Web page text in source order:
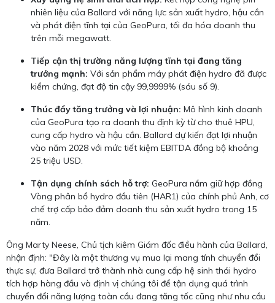
nhiên liệu của Ballard với năng lực sản xuất hydro, hậu cần
và phát điện tĩnh tại của GeoPura, tối đa hóa doanh thu
trên mỗi megawatt.
Tiếp cận thị trường năng lượng tĩnh tại đang tăng
trưởng mạnh: Với sản phẩm máy phát điện hydro đã được
kiểm chứng, đạt độ tin cậy 99,9999% (sáu số 9).
Thúc đẩy tăng trưởng và lợi nhuận: Mô hình kinh doanh
của GeoPura tạo ra doanh thu định kỳ từ cho thuê HPU,
cung cấp hydro và hậu cần. Ballard dự kiến đạt lợi nhuận
vào năm 2028 với mức tiết kiệm EBITDA đồng bộ khoảng
25 triệu USD.
Tận dụng chính sách hỗ trợ: GeoPura nắm giữ hợp đồng
Vòng phân bổ hydro đầu tiên (HAR1) của chính phủ Anh, cơ
chế trợ cấp bảo đảm doanh thu sản xuất hydro trong 15
năm.
Ông Marty Neese, Chủ tịch kiêm Giám đốc điều hành của Ballard,
nhận định: "Đây là một thương vụ mua lại mang tính chuyển đổi
thực sự, đưa Ballard trở thành nhà cung cấp hệ sinh thái hydro
tích hợp hàng đầu và định vị chúng tôi để tận dụng quá trình
chuyển đổi năng lượng toàn cầu đang tăng tốc cũng như nhu cầu